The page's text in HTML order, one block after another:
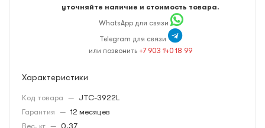
уточняйте наличие и стоимость товара.
WhatsApp для связи
Telegram для связи
или позвонить +7 903 140 18 99
Характеристики
Код товара — JTC-3922L
Гарантия — 12 месяцев
Вес, кг — 0.37